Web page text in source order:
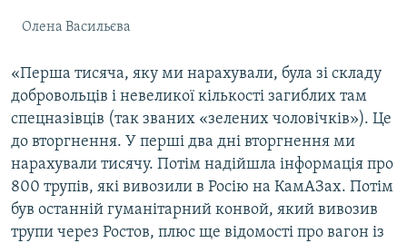
Олена Васильєва
«Перша тисяча, яку ми нарахували, була зі складу
добровольців і невеликої кількості загиблих там
спецназівців (так званих «зелених чоловічків»). Це
до вторгнення. У перші два дні вторгнення ми
нарахували тисячу. Потім надійшла інформація про
800 трупів, які вивозили в Росію на КамАЗах. Потім
був останній гуманітарний конвой, який вивозив
трупи через Ростов, плюс ще відомості про вагон із